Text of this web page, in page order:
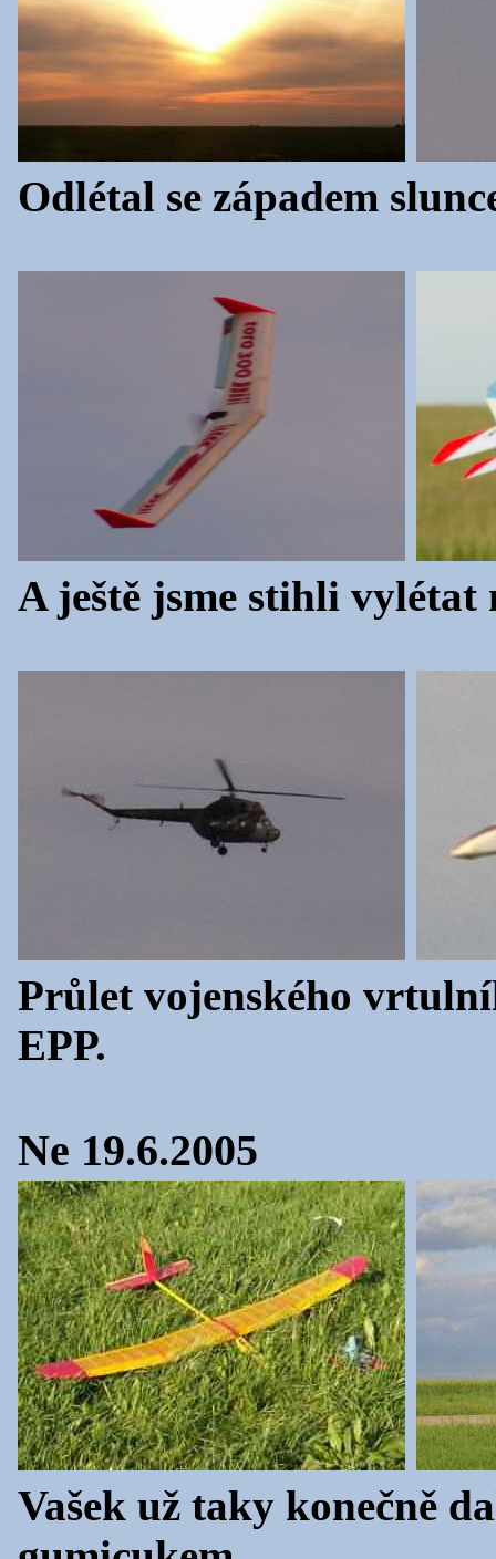
Odlétal se západem
A ještě jsme stihli
Průlet vojenského
EPP.
Ne 19.6.2005
Vašek už taky konečně